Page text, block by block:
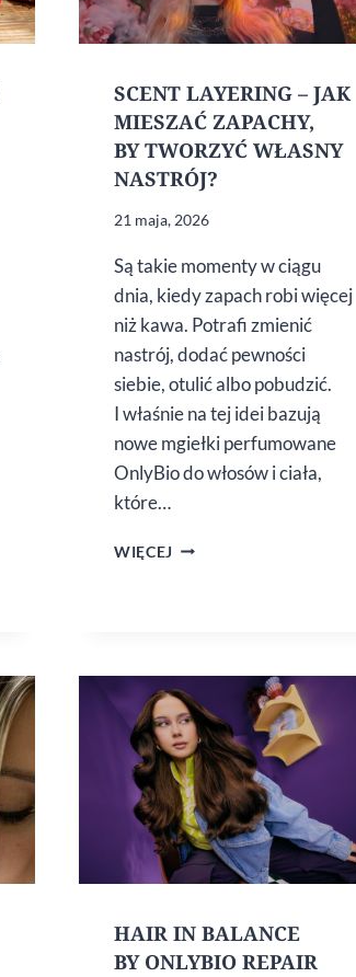
SCENT LAYERING – JAK
MIESZAĆ ZAPACHY,
BY TWORZYĆ WŁASNY
NASTRÓJ?
21 maja, 2026
Są takie momenty w ciągu
dnia, kiedy zapach robi więcej
niż kawa. Potrafi zmienić
nastrój, dodać pewności
siebie, otulić albo pobudzić.
I właśnie na tej idei bazują
nowe mgiełki perfumowane
OnlyBio do włosów i ciała,
które…
WIĘCEJ SCENT
BY TWORZYĆ
WŁASNY
NASTRÓJ?
HAIR IN BALANCE
BY ONLYBIO REPAIR